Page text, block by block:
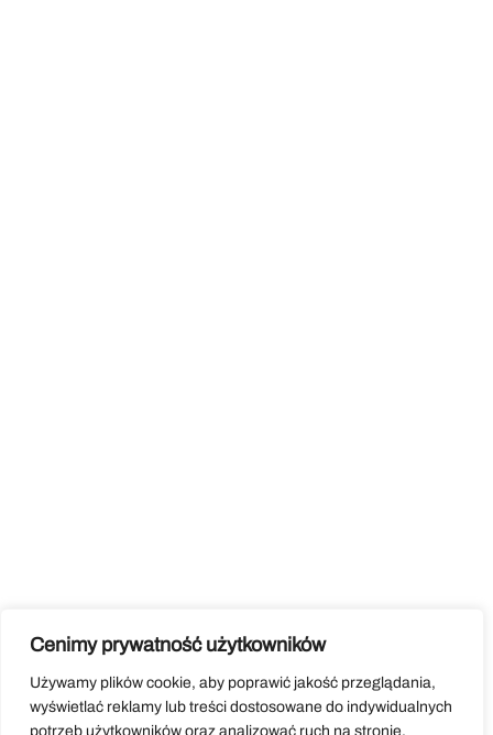
Cenimy prywatność użytkowników
Używamy plików cookie, aby poprawić jakość przeglądania,
wyświetlać reklamy lub treści dostosowane do indywidualnych
potrzeb użytkowników oraz analizować ruch na stronie.